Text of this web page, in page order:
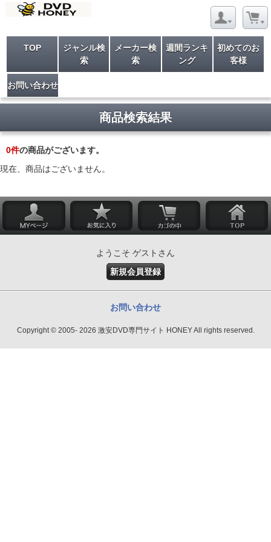
TOP
ジャンル検
索
メーカー検
索
週間ランキ
ング
初めてのお
客様
お問い合わせ
商品検索結果
0件の商品がございます。
現在、商品はございません。
ようこそ ゲストさん
新規会員登録
お問い合わせ
Copyright © 2005- 2026 激安DVD専門サイト HONEY All rights reserved.